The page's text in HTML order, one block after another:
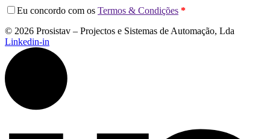
Eu concordo com os Termos & Condições *
© 2026 Prosistav – Projectos e Sistemas de Automação, Lda
Linkedin-in